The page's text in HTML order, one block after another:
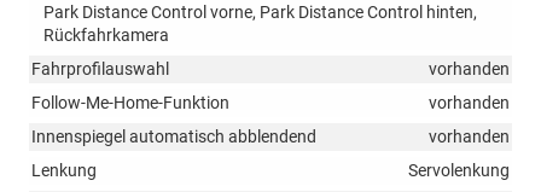
Park Distance Control vorne, Park Distance Control hinten,
Rückfahrkamera
Fahrprofilauswahl
vorhanden
Follow-Me-Home-Funktion
vorhanden
Innenspiegel automatisch abblendend
vorhanden
Lenkung
Servolenkung